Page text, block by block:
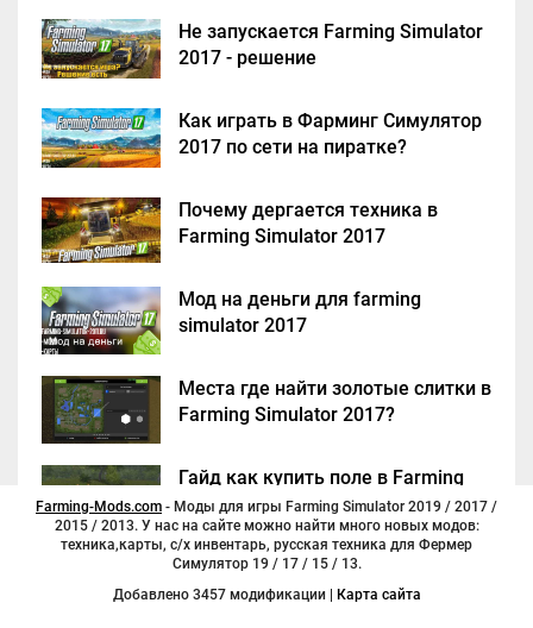
Не запускается Farming Simulator
2017 - решение
Как играть в Фарминг Симулятор
2017 по сети на пиратке?
Почему дергается техника в
Farming Simulator 2017
Мод на деньги для farming
simulator 2017
Места где найти золотые слитки в
Farming Simulator 2017?
Гайд как купить поле в Farming
Simulator 2017
Farming-Mods.com - Моды для игры Farming Simulator 2019 / 2017 /
2015 / 2013. У нас на сайте можно найти много новых модов:
техника,карты, с/х инвентарь, русская техника для Фермер
Симулятор 19 / 17 / 15 / 13.
Добавлено 3457 модификации |
Карта сайта